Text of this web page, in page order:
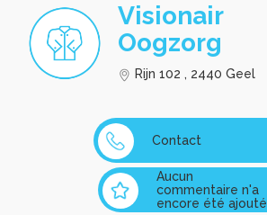
Visionair
Oogzorg
Rijn 102 , 2440 Geel
Contact
Aucun
commentaire n'a
encore été ajouté